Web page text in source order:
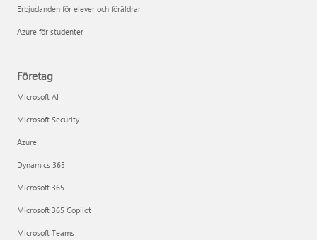
Erbjudanden för elever och föräldrar
Azure för studenter
Företag
Microsoft AI
Microsoft Security
Azure
Dynamics 365
Microsoft 365
Microsoft 365 Copilot
Microsoft Teams